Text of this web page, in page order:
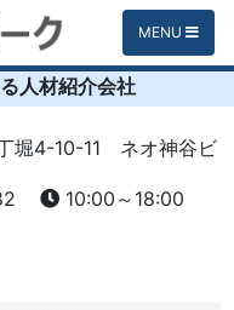
MENU
人材紹介会社
堀4-10-11 ネオ神谷ビ
10:00～18:00